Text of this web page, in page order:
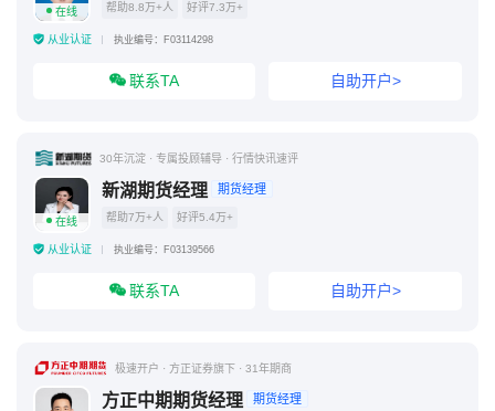
在线 帮助8.8万+人 好评7.3万+
从业认证 执业编号：F03114298
联系TA 自助开户>
30年沉淀 · 专属投顾辅导 · 行情快讯速评
在线
新湖期货经理 期货经理
帮助7万+人 好评5.4万+
从业认证 执业编号：F03139566
联系TA 自助开户>
极速开户 · 方正证券旗下 · 31年期商
方正中期期货经理 期货经理